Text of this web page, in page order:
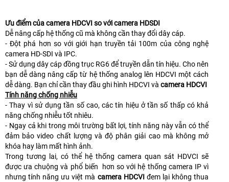
Ưu điểm của camera HDCVI so với camera HDSDI
Dễ nâng cấp hệ thống cũ mà không cần thay đổi dây cáp.
- Đột phá hơn so với giới hạn truyền tải 100m của công nghệ
camera HD-SDI và IPC.
- Sử dụng dây cáp đồng trục RG6 để truyền dẫn tín hiệu. Cho nên
bạn dễ dàng nâng cấp từ hệ thống analog lên HDCVI một cách
dễ dàng. Bạn chỉ cần thay đầu ghi hình HDCVI và camera HDCVI
Tính năng chống nhiễu
- Thay vì sử dụng tần số cao, các tín hiệu ở tần số thấp có khả
năng chống nhiễu tốt nhiêu.
- Ngay cả khi trong môi trường bất lợi, tính năng này vẫn có thể
đảm bảo video chất lượng và độ phân giải cao mà không mở
khóa hay làm mất hình ảnh.
Trong tương lai, có thể hệ thống camera quan sát HDVCI sẽ
được ưa chuộng và phổ biến hơn so với hệ thống camera IP vì
nhưng tính năng ưu việt mà camera HDCVI đem lại không thua